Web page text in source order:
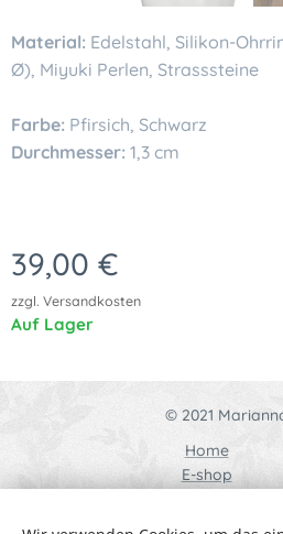
Material: Edelstahl, Silikon-
Ø), Miyuki Perlen, Strasssteine
Farbe: Pfirsich, Schwarz
Durchmesser: 1,3 cm
39,00 €
zzgl. Versandkosten
Auf Lager
© 2021
Home
E-shop